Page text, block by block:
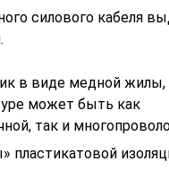
силового кабеля
в виде медной жилы,
может быть как
так и
пластикатовой